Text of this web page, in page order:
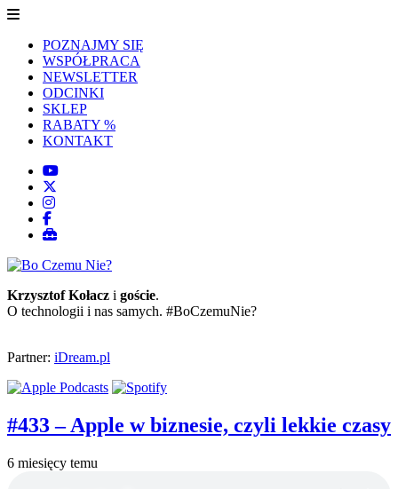
POZNAJMY SIĘ
WSPÓŁPRACA
NEWSLETTER
ODCINKI
SKLEP
RABATY %
KONTAKT
Krzysztof Kołacz i goście.
O technologii i nas samych. #BoCzemuNie?
Partner: iDream.pl
#433 – Apple w biznesie, czyli lekkie czasy
6 miesięcy temu